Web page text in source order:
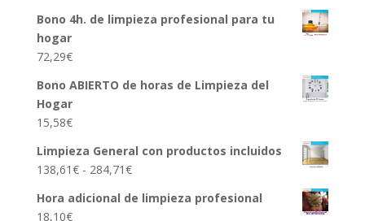
Bono 4h. de limpieza profesional para tu
hogar
72,29€
Bono ABIERTO de horas de Limpieza del
Hogar
15,58€
Limpieza General con productos incluidos
138,61€ - 284,71€Rango
precios:
Hora adicional de limpieza profesional
18,10€